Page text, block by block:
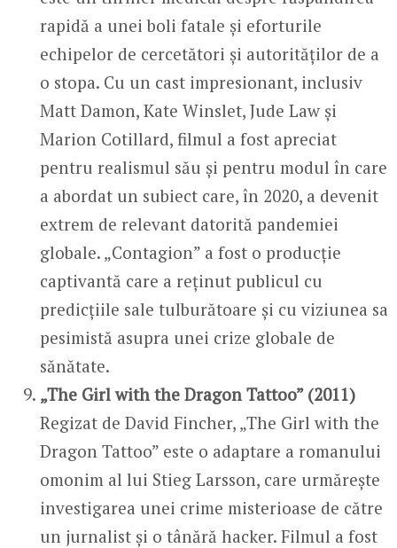
rapidă a unei boli fatale și eforturile
echipelor de cercetători și autorităților de a
o stopa. Cu un cast impresionant, inclusiv
Matt Damon, Kate Winslet, Jude Law și
Marion Cotillard, filmul a fost apreciat
pentru realismul său și pentru modul în care
a abordat un subiect care, în 2020, a devenit
extrem de relevant datorită pandemiei
globale. „Contagion” a fost o producție
captivantă care a reținut publicul cu
predicțiile sale tulburătoare și cu viziunea sa
pesimistă asupra unei crize globale de
sănătate.
„The Girl with the Dragon Tattoo” (2011)
Regizat de David Fincher, „The Girl with the
Dragon Tattoo” este o adaptare a romanului
omonim al lui Stieg Larsson, care urmărește
investigarea unei crime misterioase de către
un jurnalist și o tânără hacker. Filmul a fost